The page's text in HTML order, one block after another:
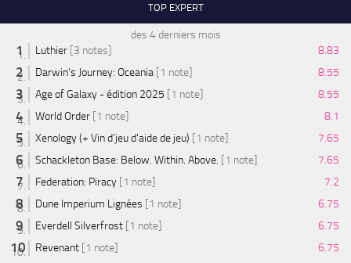
TOP EXPERT
des 4 derniers mois
Luthier [3 notes]
8.83
Darwin's Journey: Oceania [1 note]
8.55
Age of Galaxy - édition 2025 [1 note]
8.55
World Order [1 note]
8.1
Xenology (+ Vin d'jeu d'aide de jeu) [1 note]
7.65
Schackleton Base: Below. Within. Above. [1 note]
7.65
Federation: Piracy [1 note]
7.2
Dune Imperium Lignées [1 note]
6.75
Everdell Silverfrost [1 note]
6.75
Revenant [1 note] 6.75